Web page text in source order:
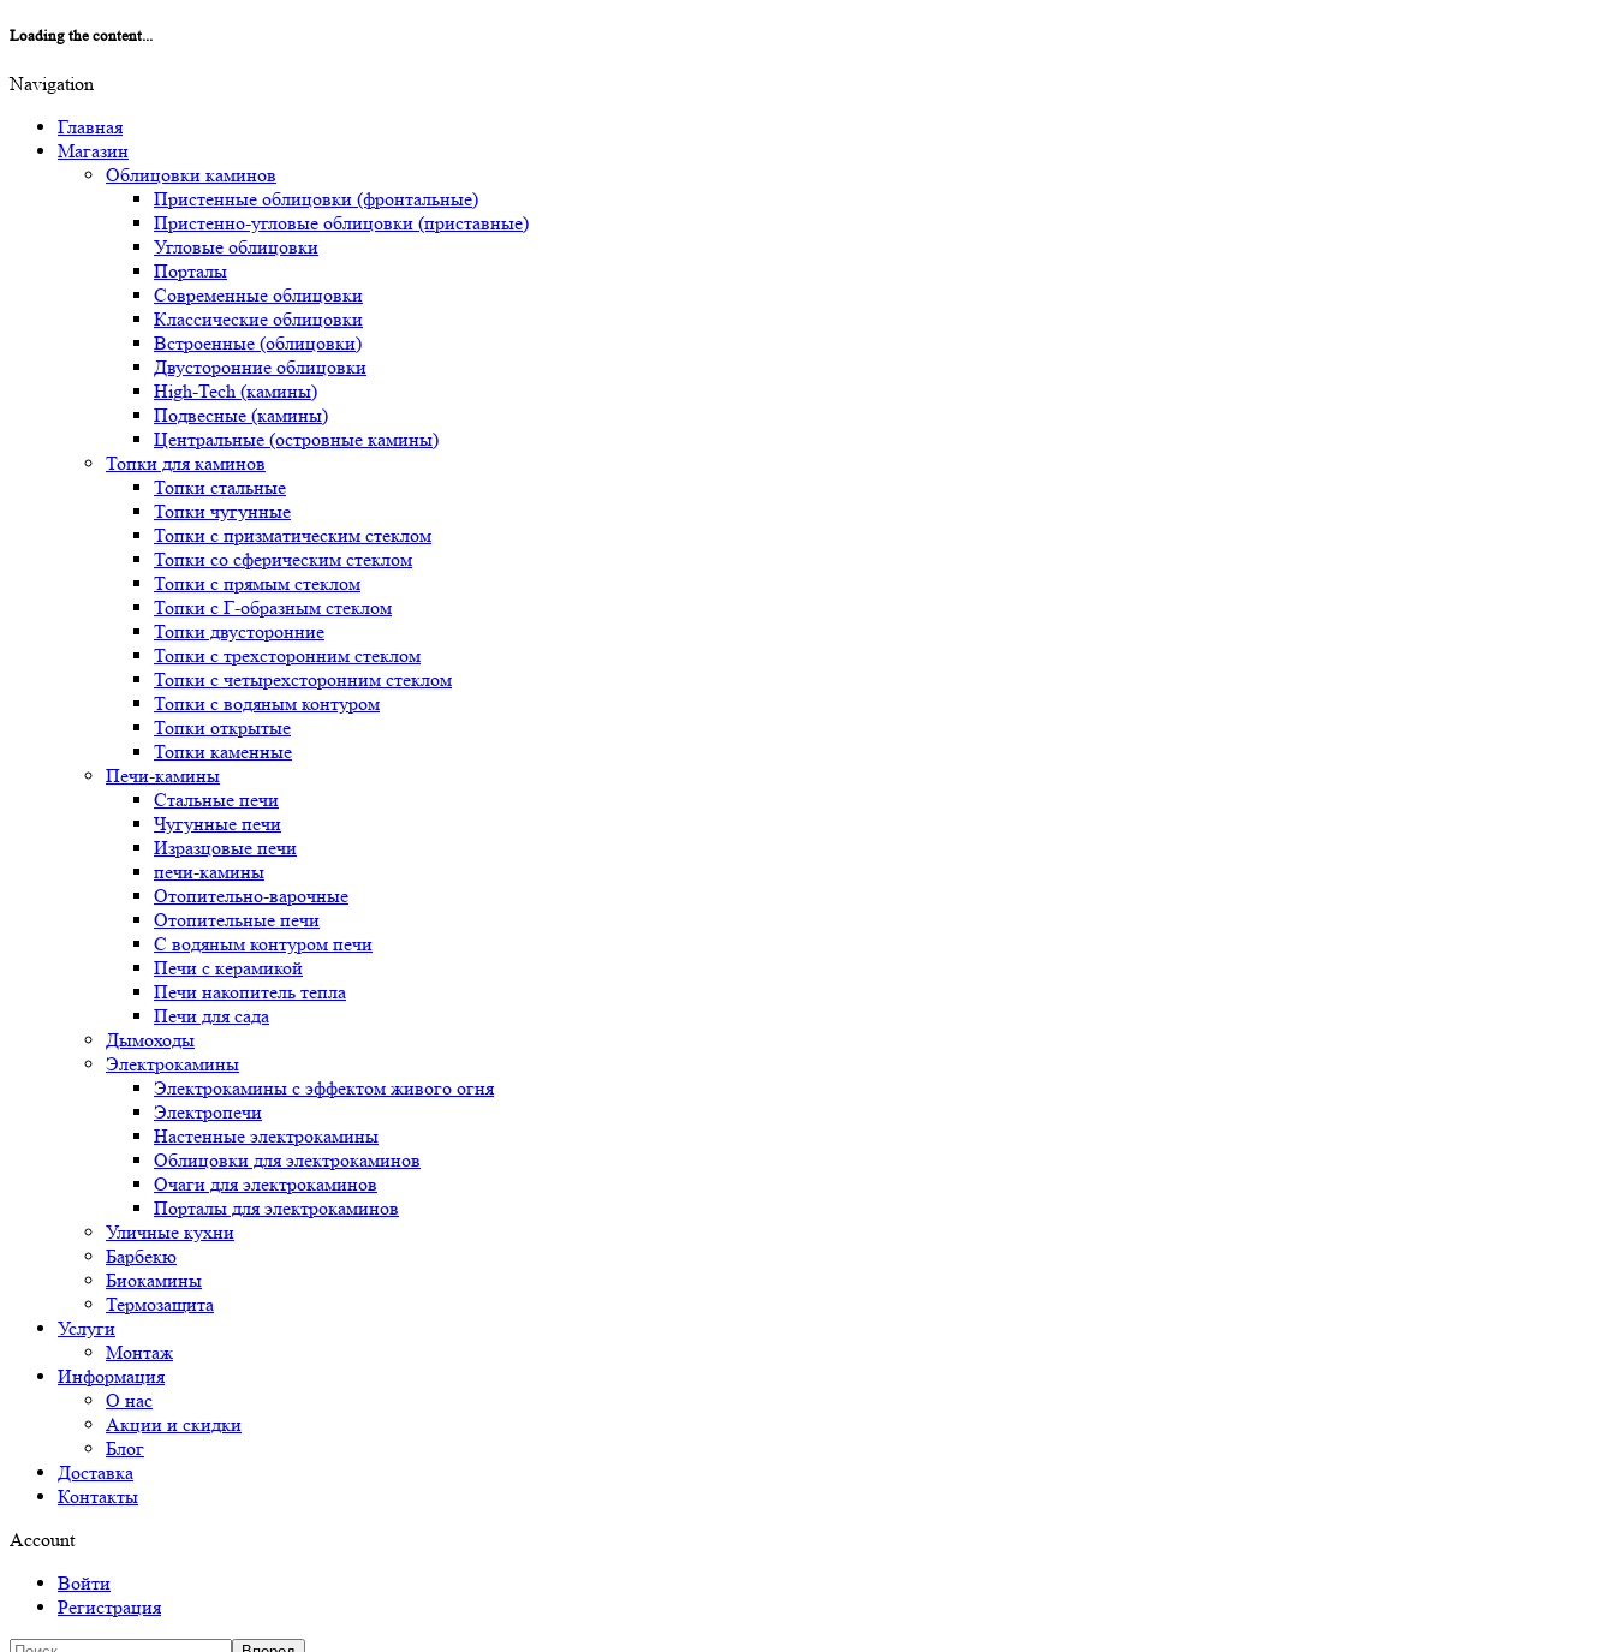
Loading the content...
Navigation
Главная
Магазин
Облицовки каминов
Пристенные облицовки (фронтальные)
Пристенно-угловые облицовки (приставные)
Угловые облицовки
Порталы
Современные облицовки
Классические облицовки
Встроенные (облицовки)
Двусторонние облицовки
High-Tech (камины)
Подвесные (камины)
Центральные (островные камины)
Топки для каминов
Топки стальные
Топки чугунные
Топки с призматическим стеклом
Топки со сферическим стеклом
Топки с прямым стеклом
Топки с Г-образным стеклом
Топки двусторонние
Топки с трехсторонним стеклом
Топки с четырехсторонним стеклом
Топки с водяным контуром
Топки открытые
Топки каменные
Печи-камины
Стальные печи
Чугунные печи
Изразцовые печи
печи-камины
Отопительно-варочные
Отопительные печи
С водяным контуром печи
Печи с керамикой
Печи накопитель тепла
Печи для сада
Дымоходы
Электрокамины
Электрокамины с эффектом живого огня
Электропечи
Настенные электрокамины
Облицовки для электрокаминов
Очаги для электрокаминов
Порталы для электрокаминов
Уличные кухни
Барбекю
Биокамины
Термозащита
Услуги
Монтаж
Информация
О нас
Акции и скидки
Блог
Доставка
Контакты
Account
Войти
Регистрация